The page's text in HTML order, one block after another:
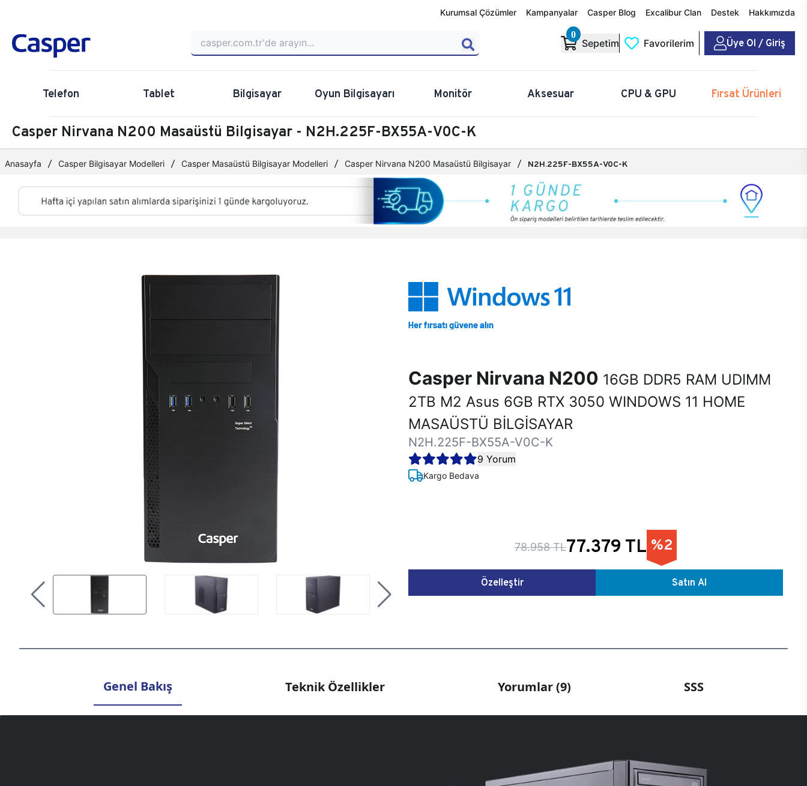
Kurumsal Çözümler Kampanyalar Casper Blog Excalibur Clan Destek Hakkımızda
0
Sepetim Favorilerim Üye Ol / Giriş
Telefon Tablet Bilgisayar Oyun Bilgisayarı Monitör Aksesuar CPU & GPU Fırsat Ürünleri
Casper Nirvana N200 Masaüstü Bilgisayar - N2H.225F-BX55A-V0C-K
Anasayfa Casper Bilgisayar Modelleri Casper Masaüstü Bilgisayar Modelleri Casper Nirvana N200 Masaüstü Bilgisayar N2H.225F-BX55A-V0C-K
Casper Nirvana N200 16GB DDR5 RAM UDIMM
2TB M2 Asus 6GB RTX 3050 WINDOWS 11 HOME
MASAÜSTÜ BİLGİSAYAR
N2H.225F-BX55A-V0C-K
9 Yorum
Kargo Bedava
78.958 TL77.379 TL %2
Özelleştir Satın Al
Genel Bakış Teknik Özellikler Yorumlar (9) SSS